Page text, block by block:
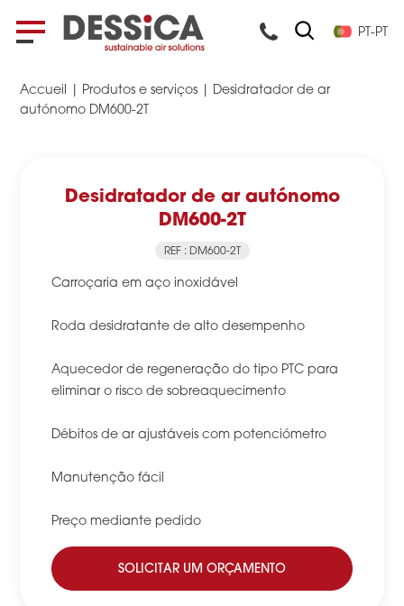
PT-PT
Accueil Produtos e serviços
Desidratador de ar
autónomo DM600-2T
Desidratador de ar autónomo
DM600-2T
REF : DM600-2T
Carroçaria em aço inoxidável
Roda desidratante de alto desempenho
Aquecedor de regeneração do tipo PTC para
eliminar o risco de sobreaquecimento
Débitos de ar ajustáveis com potenciómetro
Manutenção fácil
Preço mediante pedido
SOLICITAR UM ORÇAMENTO